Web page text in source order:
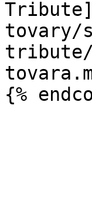
tovary/
tribute/